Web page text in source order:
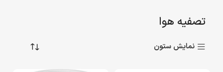
تصفیه هوا
نمایش ستون